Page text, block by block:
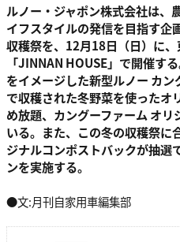
ルノー・ジャポン株式会社は、
イフスタイルの発信を目指す企
収穫祭を、12月18日（日）に
「JINNAN HOUSE」で開催す
をイメージした新型ルノー カ
で収穫された冬野菜を使ったオ
め放題、カングーファーム オ
いる。また、この冬の収穫祭に
ジナルコンポストバックが抽選
ンを実施する。
●文:月刊自家用車編集部